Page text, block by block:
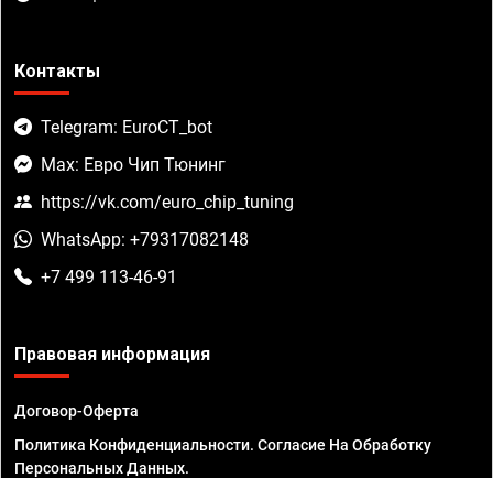
Контакты
Telegram: EuroCT_bot
Max: Евро Чип Тюнинг
https://vk.com/euro_chip_tuning
WhatsApp: +79317082148
+7 499 113-46-91
Правовая информация
Договор-Оферта
Политика Конфиденциальности. Согласие На Обработку
Персональных Данных.